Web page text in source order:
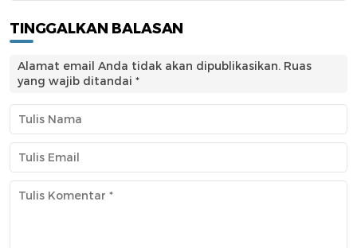
TINGGALKAN BALASAN
Alamat email Anda tidak akan dipublikasikan. Ruas
yang wajib ditandai *